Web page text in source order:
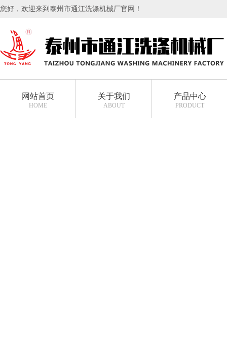
您好，欢迎来到泰州市通江洗涤机械厂官网！
网站首页
HOME
关于我们
ABOUT
产品中心
PRODUCT